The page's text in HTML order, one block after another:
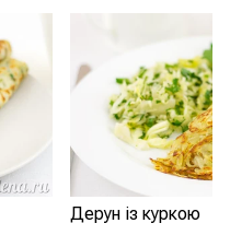
Дерун із куркою